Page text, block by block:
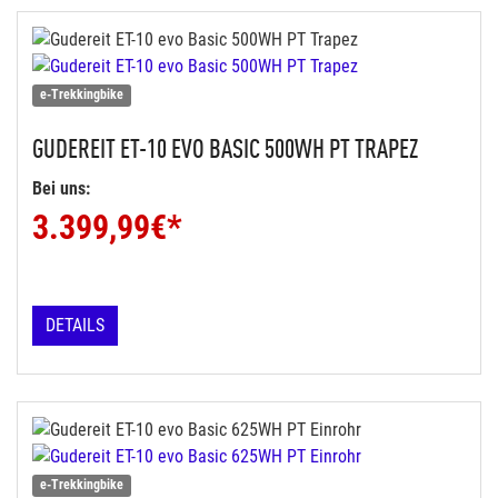
e-Trekkingbike
GUDEREITET-10 EVO BASIC 500WH PT TRAPEZ
Bei uns:
3.399,99€*
DETAILS
e-Trekkingbike